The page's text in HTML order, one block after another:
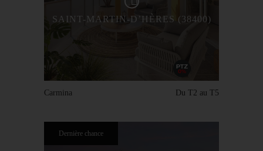
SAINT-MARTIN-D’HÈRES (38400)
Carmina Du T2 au T5
Dernière chance